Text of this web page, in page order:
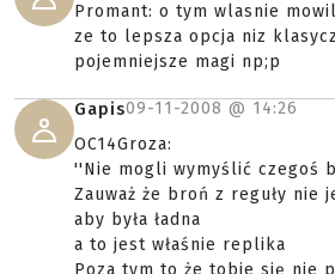
Promant: o tym wlasnie
ze to lepsza opcja niz
pojemniejsze magi np;p
Gapis09-11-2008 @ 14:26
OC14Groza:
''Nie mogli wymyślić czegoś
Zauważ że broń z reguły nie
aby była ładna
a to jest właśnie replika
Poza tym to że tobie się nie